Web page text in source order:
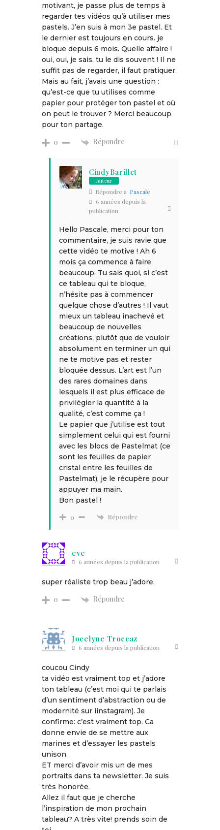
motivant, je passe plus de temps à
regarder tes vidéos qu’à utiliser mes
pastels. J’en suis à mon 3e pastel. Et
le dernier est toujours en cours. je
bloque depuis 6 mois. Quelle affaire !
oui, oui, je sais, tu le dis souvent ! Il ne
suffit pas de regarder, il faut pratiquer.
Mais au fait, j’avais une question :
qu’est-ce que tu utilises comme
papier pour protéger ton pastel et où
on peut le trouver ? Merci beaucoup
pour ton partage.
0 Répondre
CindyBarillet
Auteur
Répondre à Pascale
6 années depuis la
publication
Hello Pascale, merci pour ton
commentaire, je suis ravie que
cette vidéo te motive ! Ah 6
mois ça commence à faire
beaucoup. Tu sais quoi, si c’est
ce tableau qui te bloque,
n’hésite pas à commencer
quelque chose d’autres ! Il vaut
mieux un tableau inachevé et
beaucoup de nouvelles
créations, plutôt que de vouloir
absolument en terminer un qui
ne te motive pas et rester
bloquée dessus. L’art est l’un
des rares domaines dans
lesquels il est plus efficace de
privilégier la quantité à la
qualité, c’est comme ça !
Le papier que j’utilise est tout
simplement celui qui est fourni
avec les blocs de Pastelmat (ce
sont les feuilles de papier
cristal entre les feuilles de
Pastelmat), je le récupère pour
appuyer ma main.
Bon pastel !
0 Répondre
eve
6 années depuis la publication
super réaliste trop beau j’adore,
0 Répondre
Jocelyne Troccaz
6 années depuis la publication
coucou Cindy
ta vidéo est vraiment top et j’adore
ton tableau (c’est moi qui te parlais
d’un sentiment d’abstraction ou de
modernité sur iinstagram). Je
confirme: c’est vraiment top. Ca
donne envie de se mettre aux
marines et d’essayer les pastels
unison.
ET merci d’avoir mis un de mes
portraits dans ta newsletter. Je suis
très honorée.
Allez il faut que je cherche
l’inspiration de mon prochain
tableau? A très vite! prends soin de